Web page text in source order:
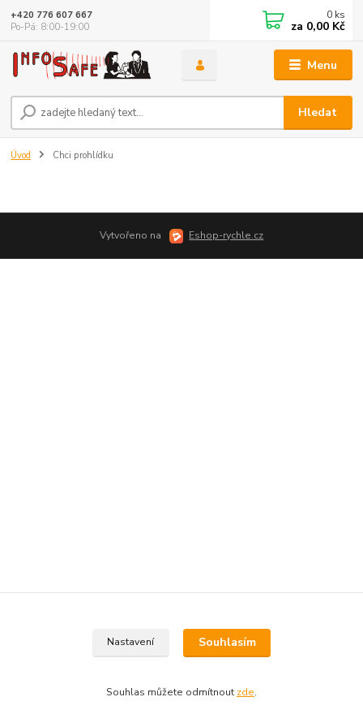
Menu
Hledat
+420 776 607 667
Po-Pá: 8:00-19:00
0 ks
za 0,00 Kč
Úvod Chci prohlídku
Vytvořeno na Eshop-rychle.cz
Nastavení Souhlasím
Souhlas můžete odmítnout zde.